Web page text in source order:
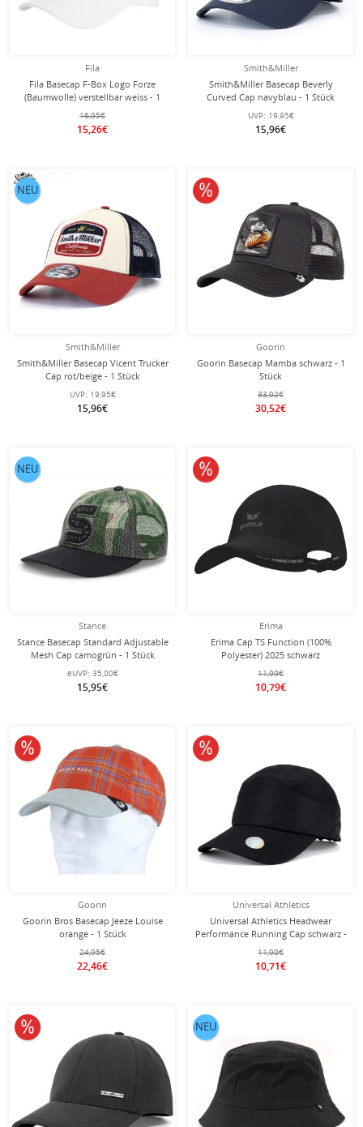
Fila
Fila Basecap F-Box Logo Forze
(Baumwolle) verstellbar weiss - 1
Stück
16,95€
15,26€
Smith&Miller
Smith&Miller Basecap Beverly
Curved Cap navyblau - 1 Stück
UVP: 19,95€
15,96€
Smith&Miller
Smith&Miller Basecap Vicent Trucker
Cap rot/beige - 1 Stück
UVP: 19,95€
15,96€
NEU
Goorin
Goorin Basecap Mamba schwarz - 1
Stück
33,92€
30,52€
10% reduziert
Stance
Stance Basecap Standard Adjustable
Mesh Cap camogrün - 1 Stück
eUVP: 35,00€
15,95€
NEU
Erima
Erima Cap TS Function (100%
Polyester) 2025 schwarz
11,99€
10,79€
10% reduziert
Goorin
Goorin Bros Basecap Jeeze Louise
orange - 1 Stück
24,95€
22,46€
10% reduziert
Universal Athletics
Universal Athletics Headwear
Performance Running Cap schwarz -
1 Stück
11,90€
10,71€
10% reduziert
10% reduziert NEU